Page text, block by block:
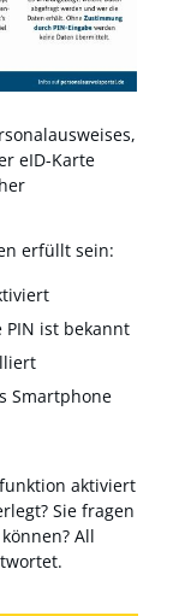
eID-Karte
erfüllt sein:
PIN ist bekannt
Smartphone
aktiviert
Sie fragen
All